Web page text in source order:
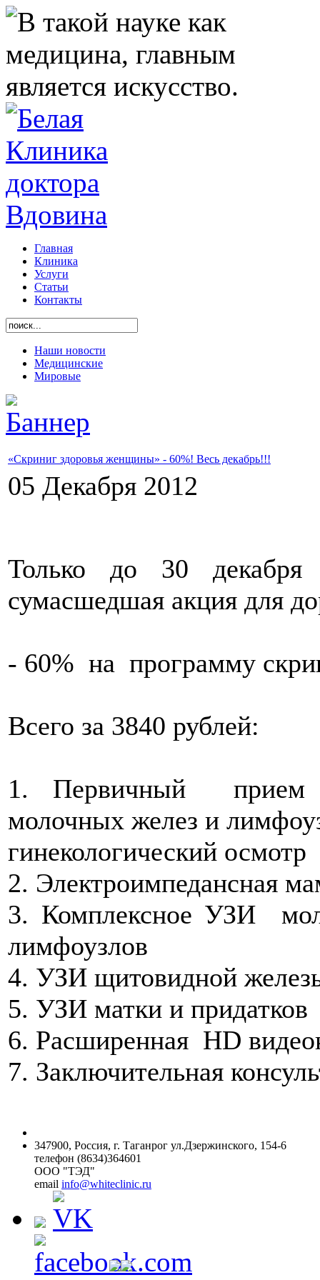
Главная
Клиника
Услуги
Статьи
Контакты
Наши новости
Медицинские
Мировые
«Скриниг здоровья женщины» - 60%! Весь декабрь!!!
05 Декабря 2012
Только до 30 декабря
сумасшедшая акция для
- 60% на программу
Всего за 3840 рублей:
1. Первичный прием
молочных желез и
гинекологический осмотр
2. Электроимпедансная
3. Комплексное УЗИ
лимфоузлов
4. УЗИ щитовидной
5. УЗИ матки и придатков
6. Расширенная HD
7. Заключительная
347900, Россия, г. Таганрог ул.Дзержинского, 154-6
телефон (8634)364601
ООО "ТЭД"
email info@whiteclinic.ru